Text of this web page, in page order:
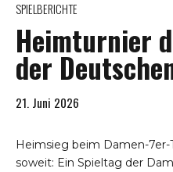
SPIELBERICHTE
Heimturnier
der
21. Juni 2026
Heimsieg beim Damen-7er-
soweit: Ein Spieltag der